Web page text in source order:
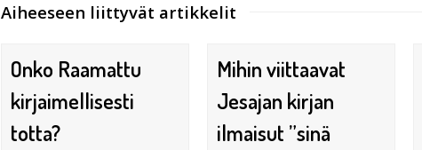
Aiheeseen liittyvät artikkelit
Onko Raamattu
kirjaimellisesti
totta?
Mihin viittaavat
Jesajan kirjan
ilmaisut ”sinä